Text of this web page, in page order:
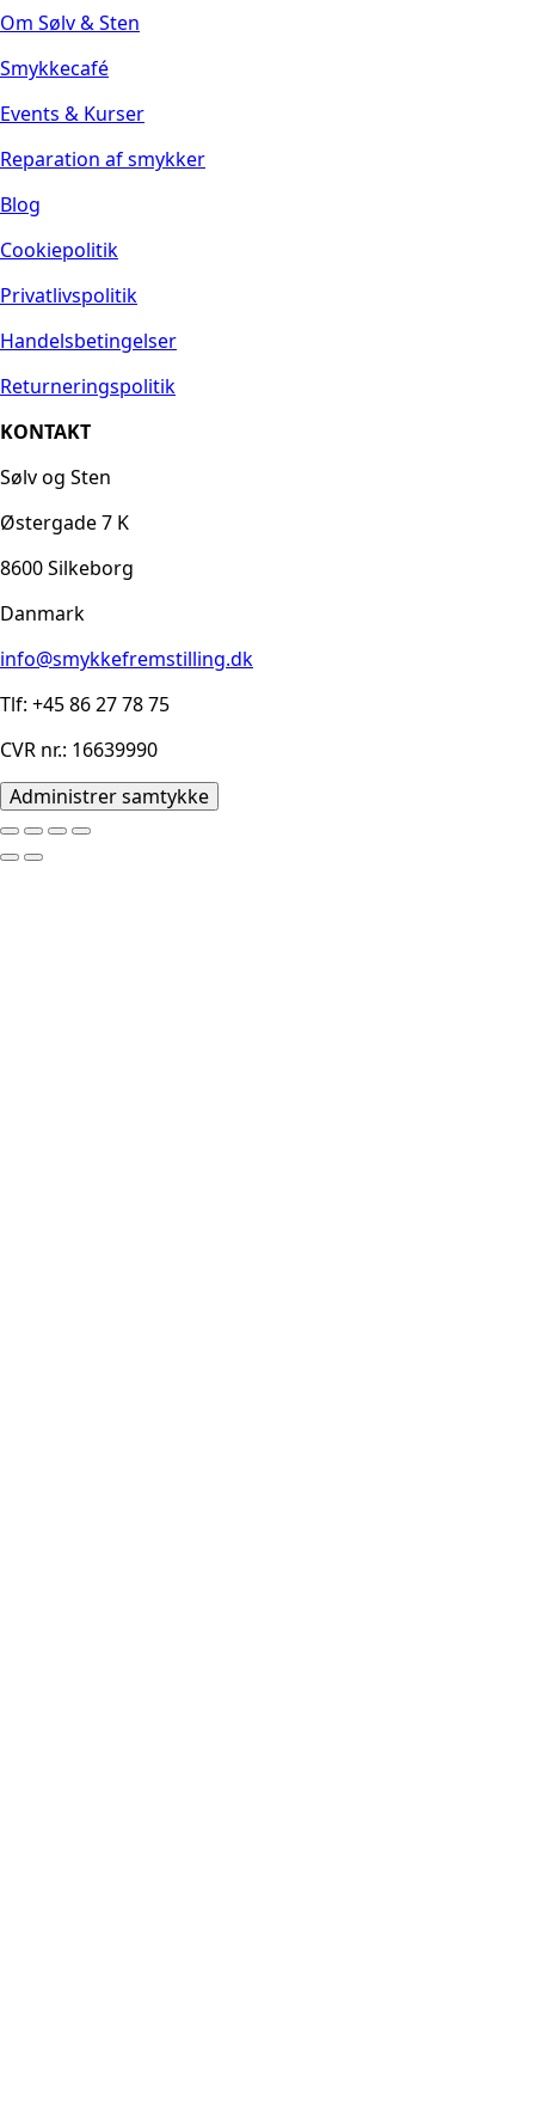
Om Sølv & Sten
Smykkecafé
Events & Kurser
Reparation af smykker
Blog
Cookiepolitik
Privatlivspolitik
Handelsbetingelser
Returneringspolitik
KONTAKT
Sølv og Sten
Østergade 7 K
8600 Silkeborg
Danmark
info@smykkefremstilling.dk
Tlf: +45 86 27 78 75
CVR nr.: 16639990
Administrer samtykke